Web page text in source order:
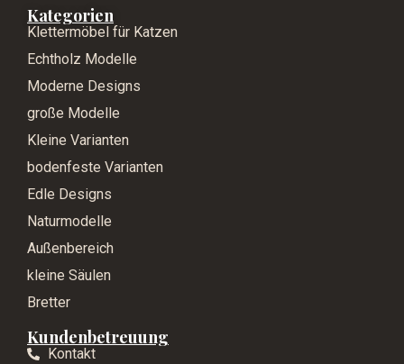
Kategorien
Klettermöbel für Katzen
Echtholz Modelle
Moderne Designs
große Modelle
Kleine Varianten
bodenfeste Varianten
Edle Designs
Naturmodelle
Außenbereich
kleine Säulen
Bretter
Kundenbetreuung
Kontakt